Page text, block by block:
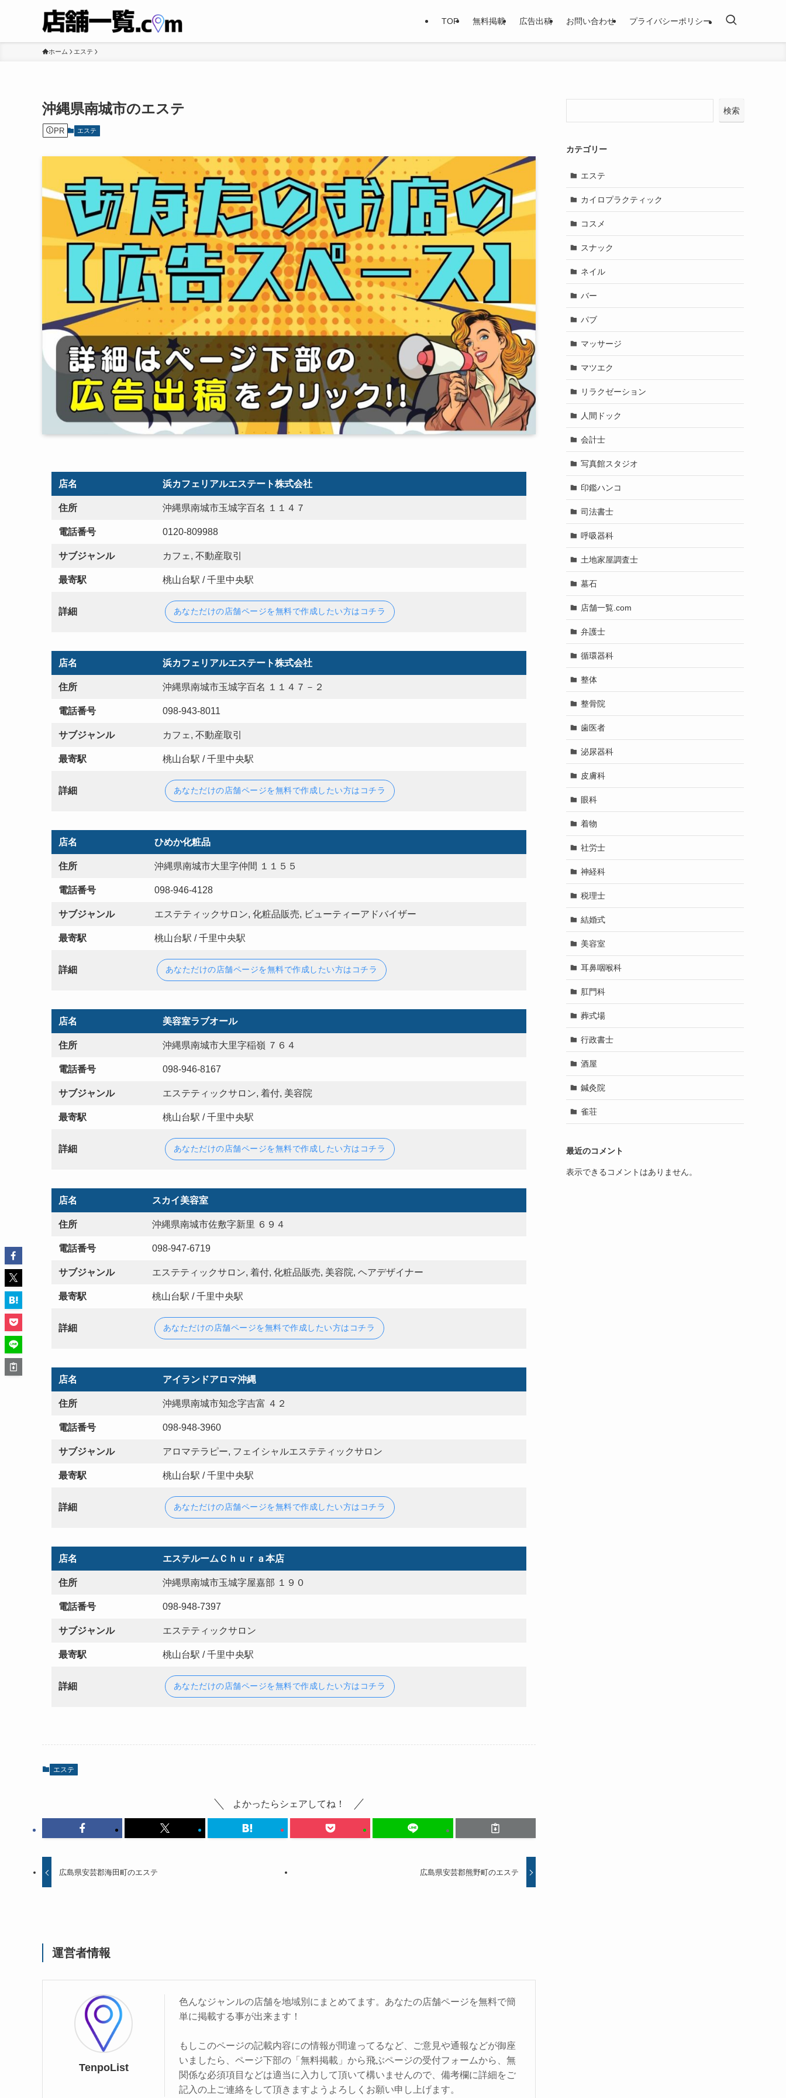
TOP 無料掲載 広告出稿 お問い合わせ プライバシーポリシー
ホーム エステ
沖縄県南城市のエステ
PR エステ
店名 浜カフェリアルエステート株式会社
住所 沖縄県南城市玉城字百名 １１４７
電話番号 0120-809988
サブジャンル カフェ, 不動産取引
最寄駅 桃山台駅 / 千里中央駅
詳細 あなただけの店舗ページを無料で作成したい方はコチラ
店名 浜カフェリアルエステート株式会社
住所 沖縄県南城市玉城字百名 １１４７－２
電話番号 098-943-8011
サブジャンル カフェ, 不動産取引
最寄駅 桃山台駅 / 千里中央駅
詳細 あなただけの店舗ページを無料で作成したい方はコチラ
店名 ひめか化粧品
住所 沖縄県南城市大里字仲間 １１５５
電話番号 098-946-4128
サブジャンル エステティックサロン, 化粧品販売, ビューティーアドバイザー
最寄駅 桃山台駅 / 千里中央駅
詳細 あなただけの店舗ページを無料で作成したい方はコチラ
店名 美容室ラブオール
住所 沖縄県南城市大里字稲嶺 ７６４
電話番号 098-946-8167
サブジャンル エステティックサロン, 着付, 美容院
最寄駅 桃山台駅 / 千里中央駅
詳細 あなただけの店舗ページを無料で作成したい方はコチラ
店名 スカイ美容室
住所 沖縄県南城市佐敷字新里 ６９４
電話番号 098-947-6719
サブジャンル エステティックサロン, 着付, 化粧品販売, 美容院, ヘアデザイナー
最寄駅 桃山台駅 / 千里中央駅
詳細 あなただけの店舗ページを無料で作成したい方はコチラ
店名 アイランドアロマ沖縄
住所 沖縄県南城市知念字吉富 ４２
電話番号 098-948-3960
サブジャンル アロマテラピー, フェイシャルエステティックサロン
最寄駅 桃山台駅 / 千里中央駅
詳細 あなただけの店舗ページを無料で作成したい方はコチラ
店名 エステルームＣｈｕｒａ本店
住所 沖縄県南城市玉城字屋嘉部 １９０
電話番号 098-948-7397
サブジャンル エステティックサロン
最寄駅 桃山台駅 / 千里中央駅
詳細 あなただけの店舗ページを無料で作成したい方はコチラ
エステ
よかったらシェアしてね！
広島県安芸郡海田町のエステ 広島県安芸郡熊野町のエステ
運営者情報
TenpoList
色んなジャンルの店舗を地域別にまとめてます。あなたの店舗ページを無料で簡
単に掲載する事が出来ます！
もしこのページの記載内容にの情報が間違ってるなど、ご意見や通報などが御座
いましたら、ページ下部の「無料掲載」から飛ぶページの受付フォームから、無
関係な必須項目などは適当に入力して頂いて構いませんので、備考欄に詳細をご
記入の上ご連絡をして頂きますようよろしくお願い申し上げます。
検索
カテゴリー
エステ
カイロプラクティック
コスメ
スナック
ネイル
バー
パブ
マッサージ
マツエク
リラクゼーション
人間ドック
会計士
写真館スタジオ
印鑑ハンコ
司法書士
呼吸器科
土地家屋調査士
墓石
店舗一覧.com
弁護士
循環器科
整体
整骨院
歯医者
泌尿器科
皮膚科
眼科
着物
社労士
神経科
税理士
結婚式
美容室
耳鼻咽喉科
肛門科
葬式場
行政書士
酒屋
鍼灸院
雀荘
最近のコメント
表示できるコメントはありません。